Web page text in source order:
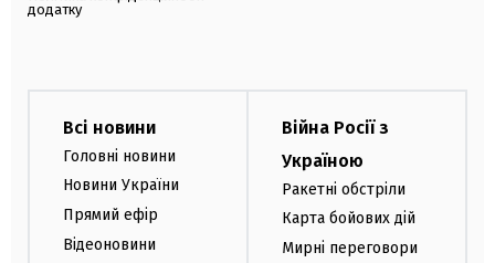
додатку
Всі новини
Головні новини
Новини України
Прямий ефір
Відеоновини
Війна Росії з
Україною
Ракетні обстріли
Карта бойових дій
Мирні переговори